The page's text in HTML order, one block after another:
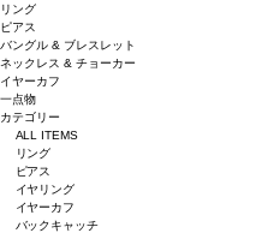
リング
ピアス
バングル & ブレスレット
ネックレス & チョーカー
イヤーカフ
一点物
カテゴリー
ALL ITEMS
リング
ピアス
イヤリング
イヤーカフ
バックキャッチ